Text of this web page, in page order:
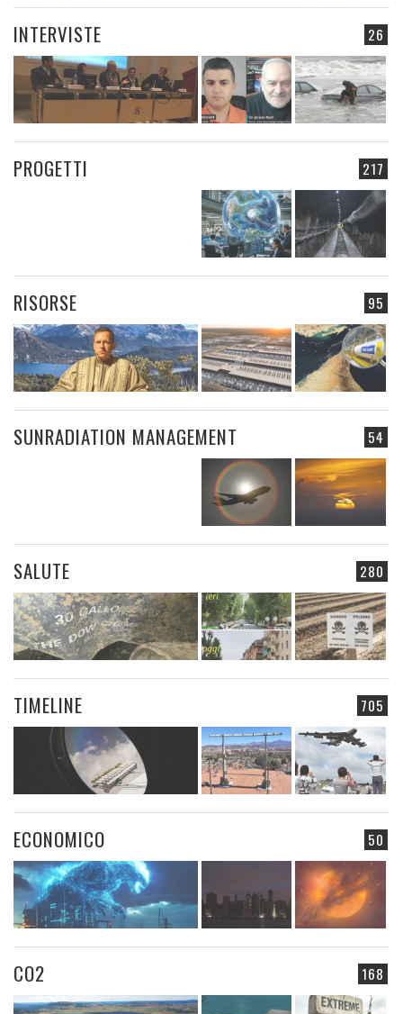
26
INTERVISTE
217
PROGETTI
95
RISORSE
54
SUNRADIATION MANAGEMENT
280
SALUTE
705
TIMELINE
50
ECONOMICO
168
CO2